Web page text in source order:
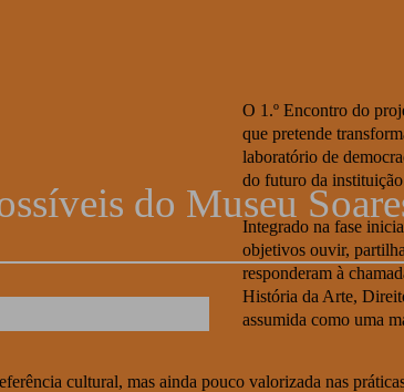
do Museu
O 1.º Encontro do
que pretende
laboratório de
do futuro da
Integrado na fase
objetivos ouvir,
responderam à
História da Arte,
assumida como uma
cultural, mas ainda pouco valorizada nas